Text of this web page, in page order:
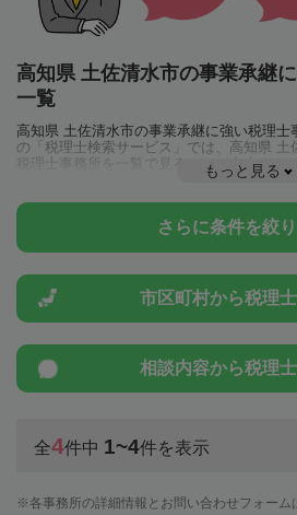
高知県 土佐清水市の事業承継
一覧
高知県 土佐清水市の事業承継に強い税理士
の「税理士検索サービス」では、高知県 土
税理士事務所を一覧で見ることが出来ます
度のことは一度近隣の税理士に相談してみ
もっと見る
さらに条件を絞
市区町村から税理
相談内容から税理
全4件中 1~4件を表示
各事務所の詳細情報とお問い合わせフォーム